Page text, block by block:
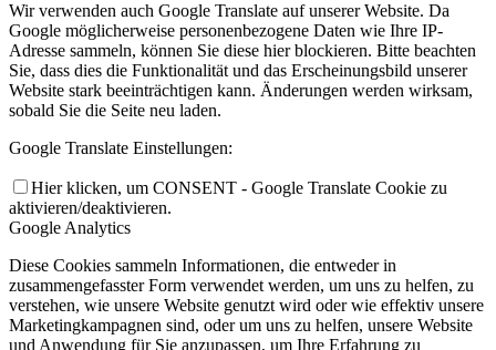
Wir verwenden auch Google Translate auf unserer Website. Da
Google möglicherweise personenbezogene Daten wie Ihre IP-
Adresse sammeln, können Sie diese hier blockieren. Bitte beachten
Sie, dass dies die Funktionalität und das Erscheinungsbild unserer
Website stark beeinträchtigen kann. Änderungen werden wirksam,
sobald Sie die Seite neu laden.
Google Translate Einstellungen:
Hier klicken, um CONSENT - Google Translate Cookie zu
aktivieren/deaktivieren.
Google Analytics
Diese Cookies sammeln Informationen, die entweder in
zusammengefasster Form verwendet werden, um uns zu helfen, zu
verstehen, wie unsere Website genutzt wird oder wie effektiv unsere
Marketingkampagnen sind, oder um uns zu helfen, unsere Website
und Anwendung für Sie anzupassen, um Ihre Erfahrung zu